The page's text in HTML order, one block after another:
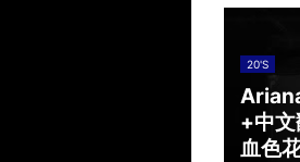
20'S
+中
血色